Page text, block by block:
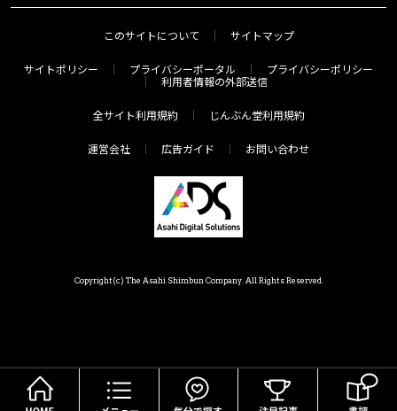
このサイトについて サイトマップ
サイトポリシー プライバシーポータル
プライバシーポリシー
利用者情報の外部送信
全サイト利用規約 じんぶん堂利用規約
運営会社 広告ガイド お問い合わせ
Copyright(c) The Asahi Shimbun Company. All Rights Reserved.